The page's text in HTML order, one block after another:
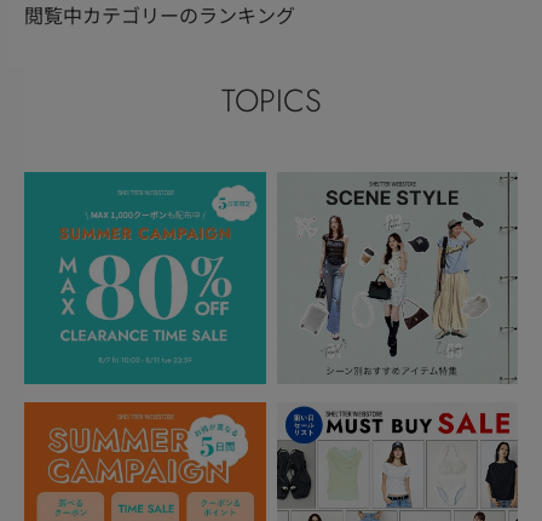
閲覧中カテゴリーのランキング
TOPICS